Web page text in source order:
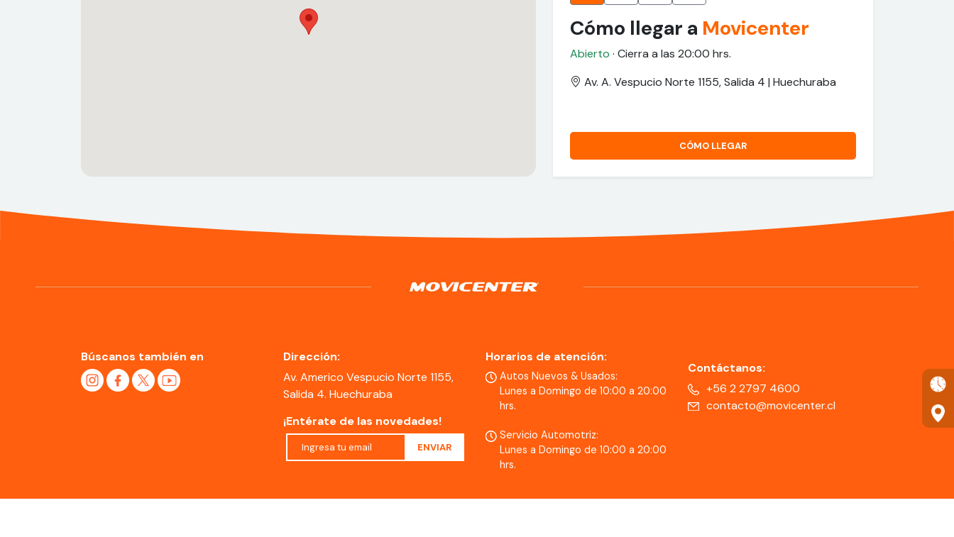
Cómo llegar a Movicenter
Abierto · Cierra a las 20:00 hrs.
Av. A. Vespucio Norte 1155, Salida 4 | Huechuraba
CÓMO LLEGAR
Búscanos también en
Dirección:
Av. Americo Vespucio Norte 1155,
Salida 4. Huechuraba
¡Entérate de las novedades!
Horarios de atención:
Autos Nuevos & Usados:
Lunes a Domingo de 10:00 a 20:00
hrs.
Servicio Automotriz:
Lunes a Domingo de 10:00 a 20:00
hrs.
Contáctanos:
+56 2 2797 4600
contacto@movicenter.cl